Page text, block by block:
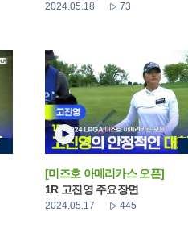
2024.05.18 73
[미즈호 아메리카스 오픈]
1R 고진영 주요장면
2024.05.17 445